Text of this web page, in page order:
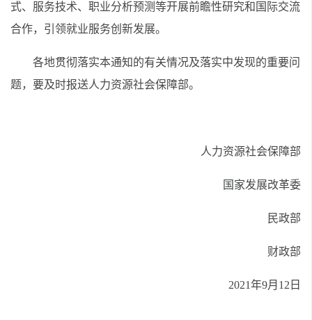
式、服务技术、职业分析预测等开展前瞻性研究和国际交流
合作，引领就业服务创新发展。
各地贯彻落实本通知的有关情况及落实中发现的重要问
题，要及时报送人力资源社会保障部。
人力资源社会保障部
国家发展改革委
民政部
财政部
2021年9月12日